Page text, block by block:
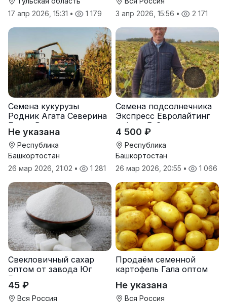
17 апр 2026, 15:31 • 1 179
3 апр 2026, 15:56 • 2 171
Семена кукурузы
Родник Агата Северина
Берта Вилора
Прохладненский Дарина
Росс Машук Катерина
Не указана
Республика
Башкортостан
26 мар 2026, 21:02 • 1 281
Семена подсолнечника
Экспресс Евролайтинг
гибрид F-G+
4 500 ₽
Республика
Башкортостан
26 мар 2026, 20:55 • 1 066
Свекловичный сахар
оптом от завода Юг
Руси
45 ₽
Вся Россия
Продаём семенной
картофель Гала оптом
Не указана
Вся Россия